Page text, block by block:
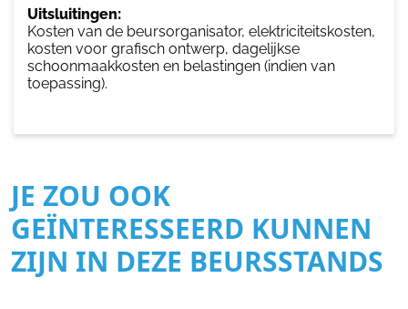
Uitsluitingen:
Kosten van de beursorganisator, elektriciteitskosten,
kosten voor grafisch ontwerp, dagelijkse
schoonmaakkosten en belastingen (indien van
toepassing).
JE ZOU OOK
GEÏNTERESSEERD KUNNEN
ZIJN IN DEZE BEURSSTANDS